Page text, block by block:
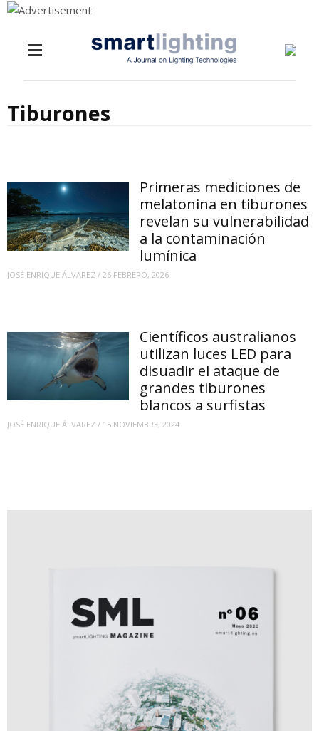
Tiburones
Primeras mediciones de
melatonina en tiburones
revelan su vulnerabilidad
a la contaminación
lumínica
JOSÉ ENRIQUE ÁLVAREZ / 26 FEBRERO, 2026
Científicos australianos
utilizan luces LED para
disuadir el ataque de
grandes tiburones
blancos a surfistas
JOSÉ ENRIQUE ÁLVAREZ / 15 NOVIEMBRE, 2024